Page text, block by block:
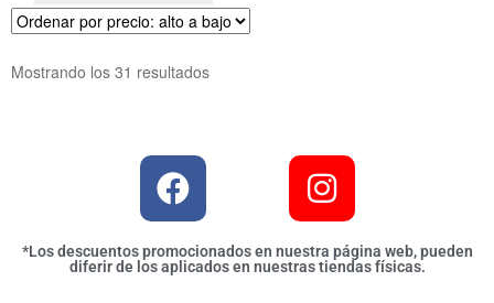
Mostrando los 31 resultados
*Los descuentos promocionados en nuestra página web, pueden
diferir de los aplicados en nuestras tiendas físicas.